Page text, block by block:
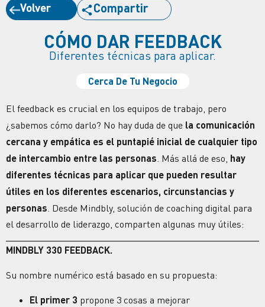
Volver Compartir
CÓMO DAR FEEDBACK
Diferentes técnicas para aplicar.
Cerca De Tu Negocio
El feedback es crucial en los equipos de trabajo, pero
¿sabemos cómo darlo? No hay duda de que la comunicación
cercana y empática es el puntapié inicial de cualquier tipo
de intercambio entre las personas . Más allá de eso, hay
diferentes técnicas para aplicar que pueden resultar
útiles en los diferentes escenarios, circunstancias y
personas . Desde Mindbly, solución de coaching digital para
el desarrollo de liderazgo, comparten algunas muy útiles:
MINDBLY 330 FEEDBACK.
Su nombre numérico está basado en su propuesta:
El primer 3 propone 3 cosas a mejorar